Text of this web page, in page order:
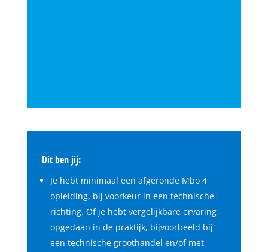
Dit ben jij:
Je hebt minimaal een afgeronde Mbo 4
opleiding, bij voorkeur in een technische
richting. Of je hebt vergelijkbare ervaring
opgedaan in de praktijk, bijvoorbeeld bij
een technische groothandel en/of met